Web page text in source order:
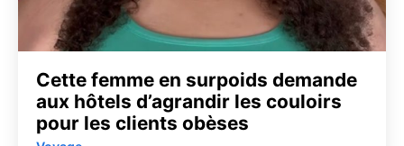
Cette femme en surpoids demande
aux hôtels d’agrandir les couloirs
pour les clients obèses